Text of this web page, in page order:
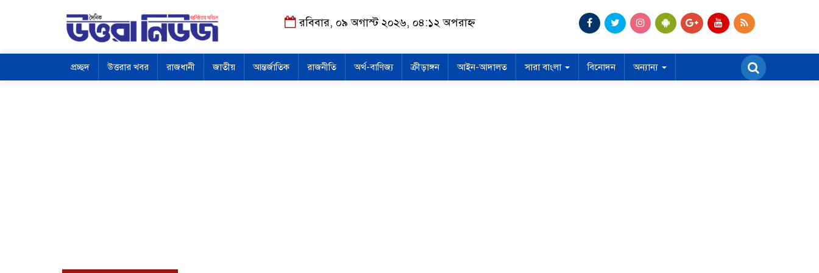
রবিবার, ০৯ অগাস্ট ২০২৬, ০৪:১২ অপরাহ্ন
প্রচ্ছদ উত্তরার খবর রাজধানী জাতীয় আন্তর্জাতিক রাজনীতি অর্থ-বাণিজ্য ক্রীড়াঙ্গন আইন-আদালত সারা বাংলা বিনোদন অন্যান্য